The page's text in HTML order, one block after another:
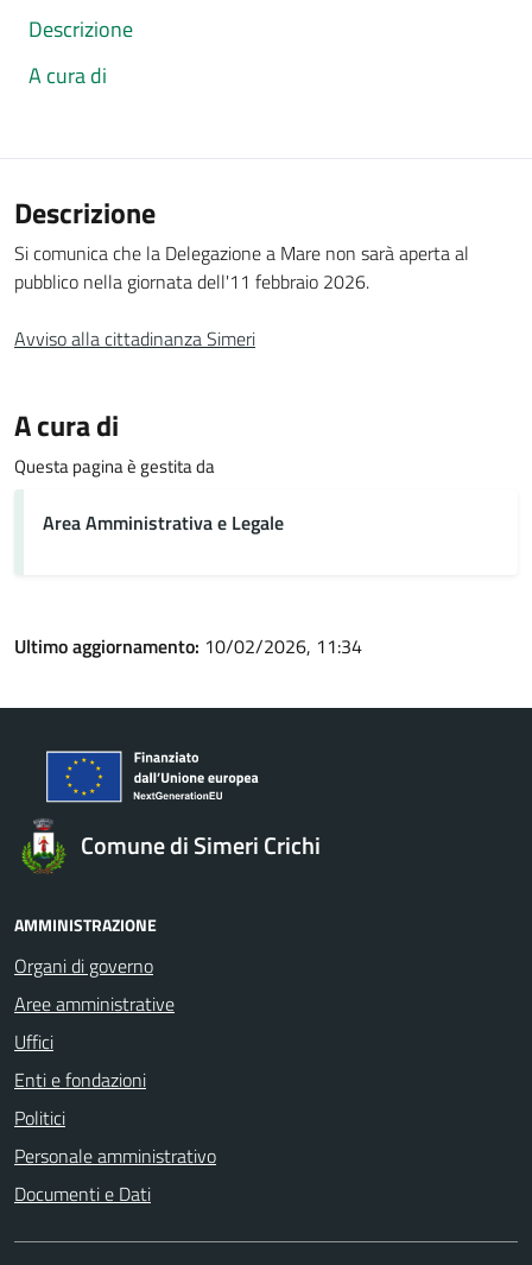
Descrizione
A cura di
Descrizione
Si comunica che la Delegazione a Mare non sarà aperta al
pubblico nella giornata dell'11 febbraio 2026.
Avviso alla cittadinanza Simeri
A cura di
Questa pagina è gestita da
Area Amministrativa e Legale
Ultimo aggiornamento: 10/02/2026, 11:34
Comune di Simeri Crichi
AMMINISTRAZIONE
Organi di governo
Aree amministrative
Uffici
Enti e fondazioni
Politici
Personale amministrativo
Documenti e Dati